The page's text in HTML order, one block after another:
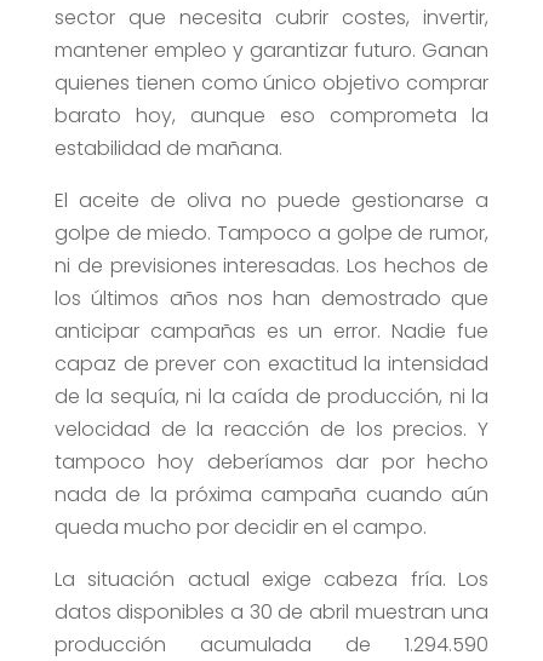
sector que necesita cubrir costes, invertir,
mantener empleo y garantizar futuro. Ganan
quienes tienen como único objetivo comprar
barato hoy, aunque eso comprometa la
estabilidad de mañana.
El aceite de oliva no puede gestionarse a
golpe de miedo. Tampoco a golpe de rumor,
ni de previsiones interesadas. Los hechos de
los últimos años nos han demostrado que
anticipar campañas es un error. Nadie fue
capaz de prever con exactitud la intensidad
de la sequía, ni la caída de producción, ni la
velocidad de la reacción de los precios. Y
tampoco hoy deberíamos dar por hecho
nada de la próxima campaña cuando aún
queda mucho por decidir en el campo.
La situación actual exige cabeza fría. Los
datos disponibles a 30 de abril muestran una
producción acumulada de 1.294.590